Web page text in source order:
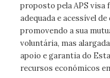
proposto pela APS visa
adequada e acessível
promovendo a sua
voluntária, mas
apoio e garantia do
recursos económicos